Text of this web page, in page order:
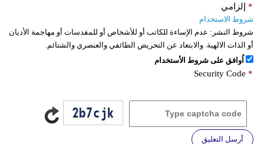
إلزامي *
شروط الاستخدام
شروط النشر: عدم الإساءة للكاتب أو للأشخاص أو للمقدسات أو مهاجمة الأديان
أو الذات الالهية. والابتعاد عن التحريض الطائفي والعنصري والشتائم.
اُوافق على شروط الأستخدام
Security Code *
أرسل التعليق